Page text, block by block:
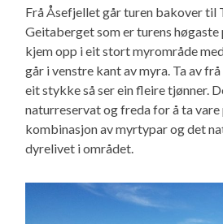
Frå Åsefjellet går turen bakover til
Geitaberget som er turens høgaste
kjem opp i eit stort myrområde
går i venstre kant av myra. Ta av
eit stykke så ser ein fleire tjønner.
naturreservat og freda for å ta vare
kombinasjon av myrtypar og det
dyrelivet i området.